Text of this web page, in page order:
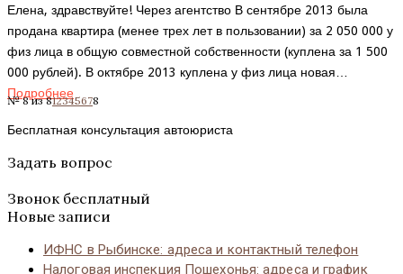
Елена, здравствуйте! Через агентство В сентябре 2013 была
продана квартира (менее трех лет в пользовании) за 2 050 000 у
физ лица в общую совместной собственности (куплена за 1 500
000 рублей). В октябре 2013 куплена у физ лица новая…
Подробнее
№ 8 из 812345678
Бесплатная консультация автоюриста
Задать вопрос
Звонок бесплатный
Новые записи
ИФНС в Рыбинске: адреса и контактный телефон
Налоговая инспекция Пошехонья: адреса и график